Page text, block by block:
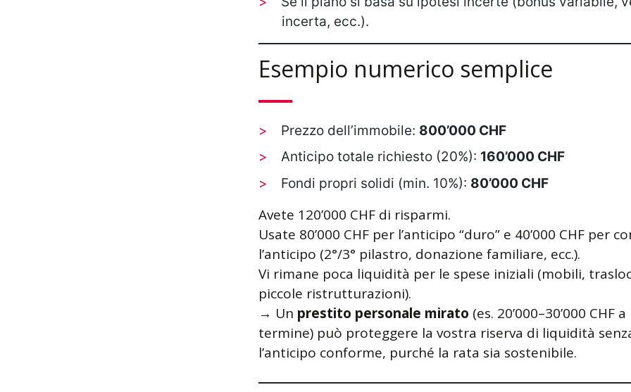
incerta, ecc.).
Esempio numerico semplice
Prezzo dell’immobile: 800’000 CHF
Anticipo totale richiesto (20%): 160’000 CHF
Fondi propri solidi (min. 10%): 80’000 CHF
Avete 120’000 CHF di risparmi.
Usate 80’000 CHF per l’anticipo “duro” e 40’000 CHF per
l’anticipo (2°/3° pilastro, donazione familiare, ecc.).
Vi rimane poca liquidità per le spese iniziali (mobili,
piccole ristrutturazioni).
→ Un prestito personale mirato (es. 20’000–30’000 CHF
termine) può proteggere la vostra riserva di liquidità
l’anticipo conforme, purché la rata sia sostenibile.